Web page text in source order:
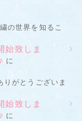
の世界を知るこ
致しま
に
がとうございま
致しま
に